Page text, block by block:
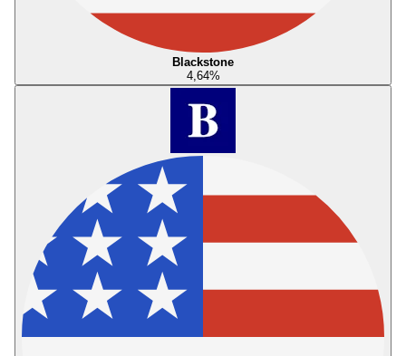
Blackstone
4,64%